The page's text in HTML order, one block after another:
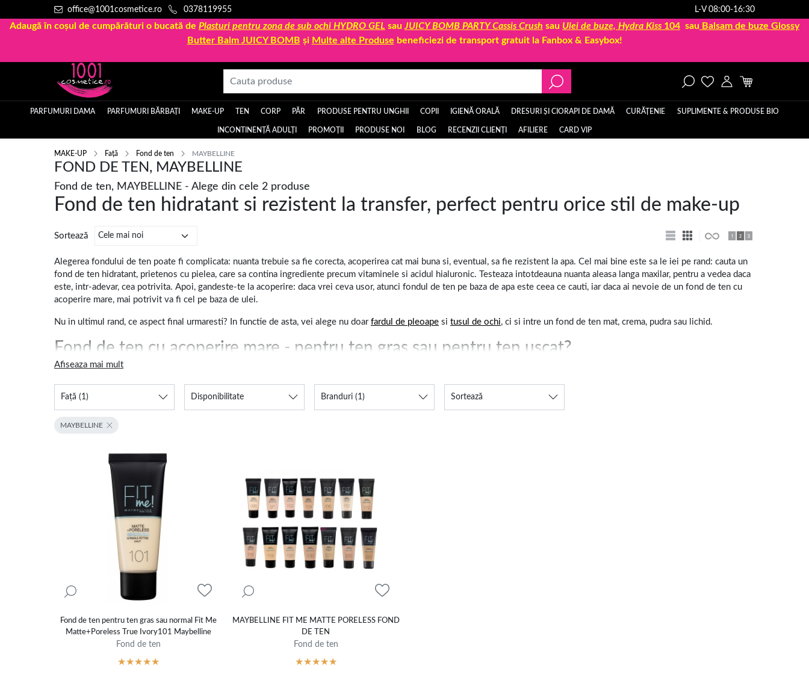
office@1001cosmetice.ro 0378119955 L-V 08:00-16:30
Adaugă în coșul de cumpărături o bucată de Plasturi pentru zona de sub ochi HYDRO GEL sau JUICY BOMB PARTY Cassis Crush sau Ulei de buze, Hydra Kiss 104 sau Balsam de buze Glossy
Butter Balm JUICY BOMB și Multe alte Produse beneficiezi de transport gratuit la Fanbox & Easybox!
PARFUMURI DAMA PARFUMURI BĂRBAȚI MAKE-UP TEN CORP PĂR PRODUSE PENTRU UNGHII COPII IGIENĂ ORALĂ DRESURI ȘI CIORAPI DE DAMĂ CURĂȚENIE SUPLIMENTE & PRODUSE BIO
INCONTINENȚĂ ADULȚI PROMOȚII PRODUSE NOI BLOG RECENZII CLIENȚI AFILIERE CARD VIP
MAKE-UP Față Fond de ten MAYBELLINE
FOND DE TEN, MAYBELLINE
Fond de ten, MAYBELLINE - Alege din cele 2 produse
Fond de ten hidratant si rezistent la transfer, perfect pentru orice stil de make-up
Sortează
Alegerea fondului de ten poate fi complicata: nuanta trebuie sa fie corecta, acoperirea cat mai buna si, eventual, sa fie rezistent la apa. Cel mai bine este sa le iei pe rand: cauta un
fond de ten hidratant, prietenos cu pielea, care sa contina ingrediente precum vitaminele si acidul hialuronic. Testeaza intotdeauna nuanta aleasa langa maxilar, pentru a vedea daca
este, intr-adevar, cea potrivita. Apoi, gandeste-te la acoperire: daca vrei ceva usor, atunci fondul de ten pe baza de apa este ceea ce cauti, iar daca ai nevoie de un fond de ten cu
acoperire mare, mai potrivit va fi cel pe baza de ulei.
Nu in ultimul rand, ce aspect final urmaresti? In functie de asta, vei alege nu doar fardul de pleoape si tusul de ochi, ci si intre un fond de ten mat, crema, pudra sau lichid.
Fond de ten cu acoperire mare - pentru ten gras sau pentru ten uscat?
lichid, care e mai hidratant si iti va oferi un plus de luminozitate. Daca iti doresti un produs care sa reziste multe ore, eventual si in conditii de efort fizic, atunci fondul de ten
waterproof este ceea ce cauti, in special daca ai un ten gras si iti doresti un produs nu doar rezistent la apa, ci si rezistent la transfer.
Nu in ultimul rand, completeaza-ti machiajul cu
Afiseaza mai mult
Față (1) Disponibilitate Branduri (1) Sortează
MAYBELLINE
Fond de ten pentru ten gras sau normal Fit Me
Matte+Poreless True Ivory101 Maybelline
Fond de ten
MAYBELLINE FIT ME MATTE PORELESS FOND
DE TEN
Fond de ten